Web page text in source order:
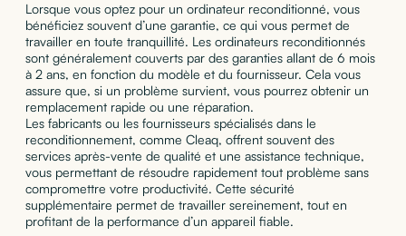
Lorsque vous optez pour un ordinateur reconditionné, vous
bénéficiez souvent d’une garantie, ce qui vous permet de
travailler en toute tranquillité. Les ordinateurs reconditionnés
sont généralement couverts par des garanties allant de 6 mois
à 2 ans, en fonction du modèle et du fournisseur. Cela vous
assure que, si un problème survient, vous pourrez obtenir un
remplacement rapide ou une réparation.
Les fabricants ou les fournisseurs spécialisés dans le
reconditionnement, comme Cleaq, offrent souvent des
services après-vente de qualité et une assistance technique,
vous permettant de résoudre rapidement tout problème sans
compromettre votre productivité. Cette sécurité
supplémentaire permet de travailler sereinement, tout en
profitant de la performance d’un appareil fiable.